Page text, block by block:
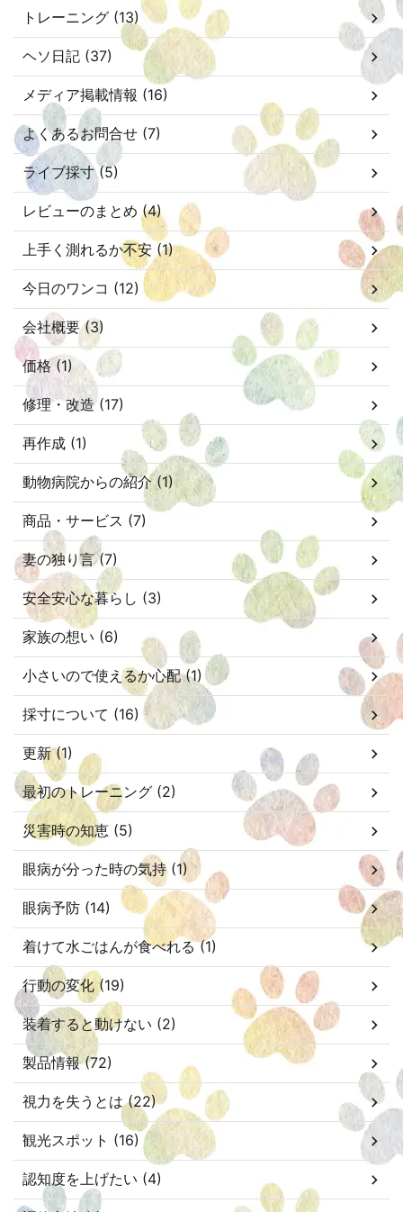
トレーニング (13)
ヘソ日記 (37)
メディア掲載情報 (16)
よくあるお問合せ (7)
ライブ採寸 (5)
レビューのまとめ (4)
上手く測れるか不安 (1)
今日のワンコ (12)
会社概要 (3)
価格 (1)
修理・改造 (17)
再作成 (1)
動物病院からの紹介 (1)
商品・サービス (7)
妻の独り言 (7)
安全安心な暮らし (3)
家族の想い (6)
小さいので使えるか心配 (1)
採寸について (16)
更新 (1)
最初のトレーニング (2)
災害時の知恵 (5)
眼病が分った時の気持 (1)
眼病予防 (14)
着けて水ごはんが食べれる (1)
行動の変化 (19)
装着すると動けない (2)
製品情報 (72)
視力を失うとは (22)
観光スポット (16)
認知度を上げたい (4)